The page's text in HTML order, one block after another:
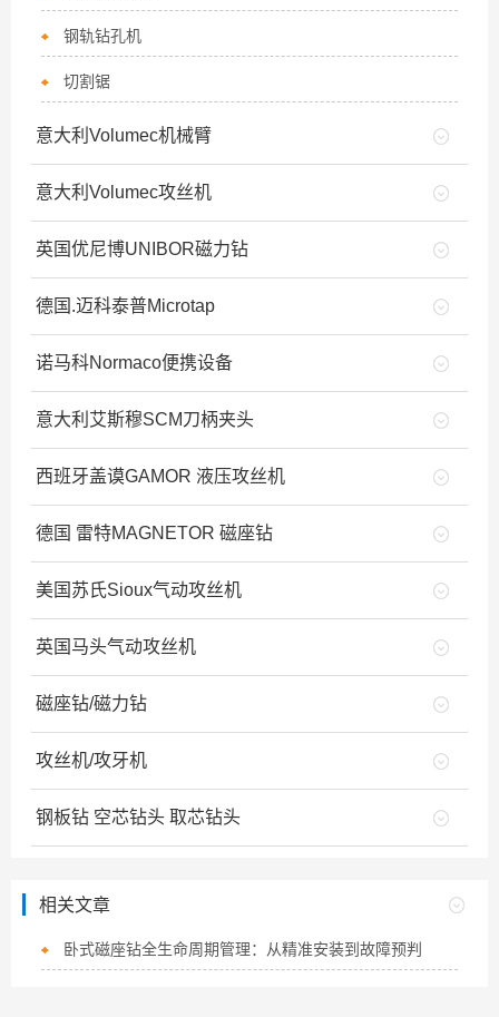
钢轨钻孔机
切割锯
意大利Volumec机械臂
意大利Volumec攻丝机
英国优尼博UNIBOR磁力钻
德国.迈科泰普Microtap
诺马科Normaco便携设备
意大利艾斯穆SCM刀柄夹头
西班牙盖谟GAMOR 液压攻丝机
德国 雷特MAGNETOR 磁座钻
美国苏氏Sioux气动攻丝机
英国马头气动攻丝机
磁座钻/磁力钻
攻丝机/攻牙机
钢板钻 空芯钻头 取芯钻头
相关文章
卧式磁座钻全生命周期管理：从精准安装到故障预判